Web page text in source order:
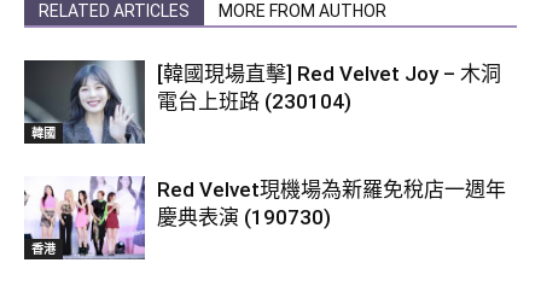
RELATED ARTICLES MORE FROM AUTHOR
韓國
[韓國現場直擊] Red Velvet Joy – 木洞
電台上班路 (230104)
香港
Red Velvet現機場為新羅免稅店一週年
慶典表演 (190730)